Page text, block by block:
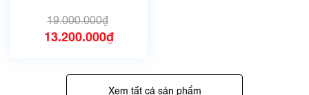
19.000.000₫
13.200.000₫
Xem tất cả sản phẩm